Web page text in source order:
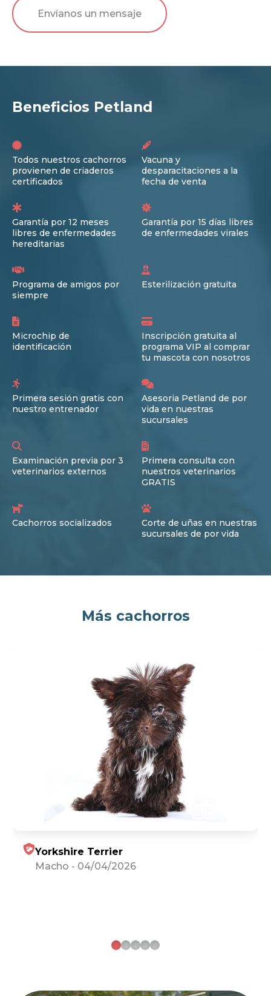
Envíanos un mensaje
Beneficios Petland
Todos nuestros cachorros
provienen de criaderos
certificados
Vacuna y
desparacitaciones a la
fecha de venta
Garantía por 12 meses
libres de enfermedades
hereditarias
Garantía por 15 días libres
de enfermedades virales
Programa de amigos por
siempre
Esterilización gratuita
Microchip de
identificación
Inscripción gratuita al
programa VIP al comprar
tu mascota con nosotros
Primera sesión gratis con
nuestro entrenador
Asesoria Petland de por
vida en nuestras
sucursales
Examinación previa por 3
veterinarios externos
Primera consulta con
nuestros veterinarios
GRATIS
Cachorros socializados
Corte de uñas en nuestras
sucursales de por vida
Más cachorros
Yorkshire Terrier
Macho - 04/04/2026